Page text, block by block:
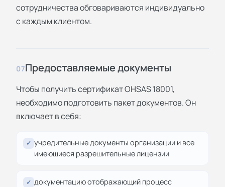
сотрудничества обговариваются индивидуально
с каждым клиентом.
07Предоставляемые документы
Чтобы получить сертификат OHSAS 18001,
необходимо подготовить пакет документов. Он
включает в себя:
✓ учредительные документы организации и все
имеющиеся разрешительные лицензии
✓ документацию отображающий процесс